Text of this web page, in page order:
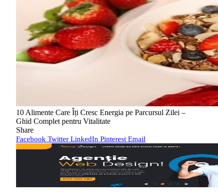
10 Alimente Care Îți Cresc Energia pe Parcursul Zilei –
Ghid Complet pentru Vitalitate
Share
Facebook Twitter LinkedIn Pinterest Email